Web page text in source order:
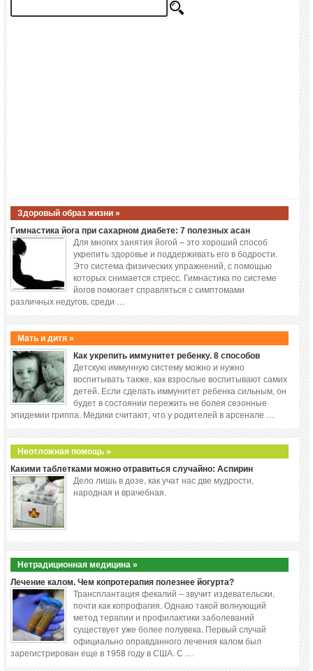
Здоровый образ жизни »
Гимнастика йога при сахарном диабете: 7 полезных асан
Для многих занятия йогой – это хороший способ
укрепить здоровье и поддерживать его в бодрости.
Это система физических упражнений, с помощью
которых снимается стресс. Гимнастика по системе
йогов помогает справляться с симптомами
различных недугов, среди …
Мать и дитя »
Как укрепить иммунитет ребенку. 8 способов
Детскую иммунную систему можно и нужно
воспитывать также, как взрослые воспитывают самих
детей. Если сделать иммунитет ребенка сильным, он
будет в состоянии пережить не болея сезонные
эпидемии гриппа. Медики считают, что у родителей в арсенале …
Неотложная помощь »
Какими таблетками можно отравиться случайно: Аспирин
Дело лишь в дозе, как учат нас две мудрости,
народная и врачебная.
Нетрадиционная медицина »
Лечение калом. Чем копротерапия полезнее йогурта?
Трансплантация фекалий – звучит издевательски,
почти как копрофагия. Однако такой волнующий
метод терапии и профилактики заболеваний
существует уже более полувека. Первый случай
официально оправданного лечения калом был
зарегистрирован еще в 1958 году в США. С …